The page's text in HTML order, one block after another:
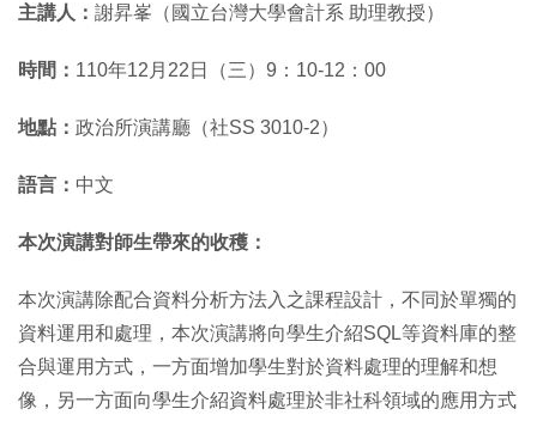
主講人： 謝昇峯（國立台灣大學會計系 助理教授）
時間： 110年12月22日（三）9：10-12：00
地點： 政治所演講廳（社SS 3010-2）
語言： 中文
本次演講對師生帶來的收穫：
本次演講除配合資料分析方法入之課程設計，不同於單獨的
資料運用和處理，本次演講將向學生介紹SQL等資料庫的整
合與運用方式，一方面增加學生對於資料處理的理解和想
像，另一方面向學生介紹資料處理於非社科領域的應用方式